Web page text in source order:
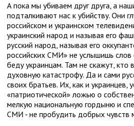
А пока мы убиваем друг друга, а
подталкивают нас к убийству. Они
российском и украинском
украинский народ и называя его
русский народ, называя его
российских СМИ» не услышишь слов
беду украинцам. Там не скажут, кто
духовную катастрофу. Да и сами
своих братьев. Их, как и украинцев,
«патриотической» ложью о
мелкую национальную гордыню и
СМИ - не пробудить добрых